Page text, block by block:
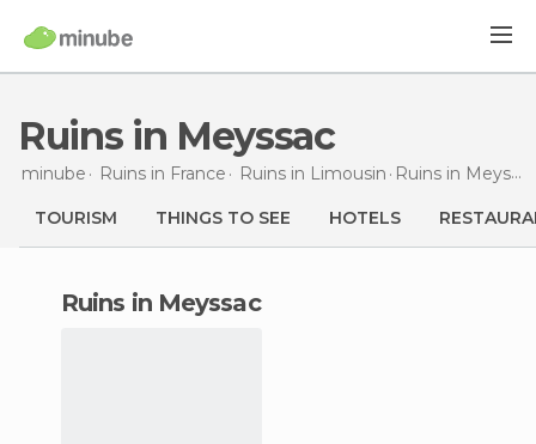
Ruins in Meyssac
minube Ruins in France Ruins in Limousin Ruins in Meyssac
TOURISM THINGS TO SEE HOTELS
ruins in Meyssac